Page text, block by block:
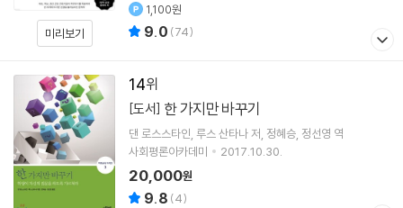
미리보기
1,100원
9.0 (74)
14
[도서] 한 가지만 바꾸기
댄 로스스타인 루스 산타나저 정혜승 정선영 역
사회평론아카데미
2017.10.30.
20,000원
9.8 (4)